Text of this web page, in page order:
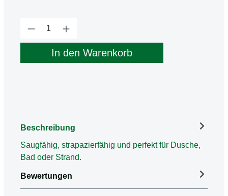
Produkt Anzahl: Gib den gewünschten
In den Warenkorb
Beschreibung
Saugfähig, strapazierfähig und perfekt für Dusche,
Bad oder Strand.
Bewertungen